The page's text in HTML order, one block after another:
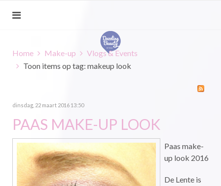
Home Make-up
Vlogs & Events
Toon items op tag: makeup look
dinsdag, 22 maart 2016 13:50
PAAS MAKE-UP LOOK
Paas make-
up look 2016
De Lente is